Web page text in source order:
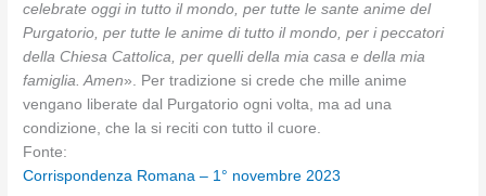
celebrate oggi in tutto il mondo, per tutte le sante anime del
Purgatorio, per tutte le anime di tutto il mondo, per i peccatori
della Chiesa Cattolica, per quelli della mia casa e della mia
famiglia. Amen». Per tradizione si crede che mille anime
vengano liberate dal Purgatorio ogni volta, ma ad una
condizione, che la si reciti con tutto il cuore.
Fonte:
Corrispondenza Romana – 1° novembre 2023